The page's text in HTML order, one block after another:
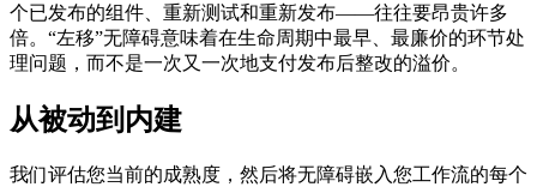
个已发布的组件、重新测试和重新发布——往往要昂贵许多
倍。“左移”无障碍意味着在生命周期中最早、最廉价的环节处
理问题，而不是一次又一次地支付发布后整改的溢价。
从被动到内建
我们评估您当前的成熟度，然后将无障碍嵌入您工作流的每个